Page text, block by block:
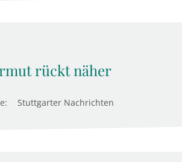
rückt näher
Stuttgarter Nachrichten